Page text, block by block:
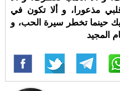
مذعورا، و ألا تكون في
حينما تخطر سيرة الحب، و
المجيد